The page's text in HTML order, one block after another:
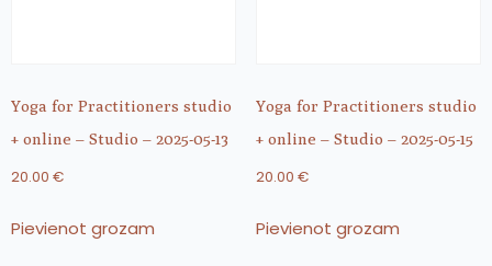
Yoga for Practitioners studio
+ online – Studio – 2025-05-13
20.00 €
Pievienot grozam
Yoga for Practitioners studio
+ online – Studio – 2025-05-15
20.00 €
Pievienot grozam